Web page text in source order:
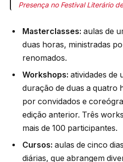
Presença no Festival Literário
Masterclasses: aulas de
duas horas, ministradas
renomados.
Workshops: atividades de
duração de duas a quatro
por convidados e
edição anterior. Três
mais de 100 participantes.
Cursos: aulas de cinco
diárias, que abrangem